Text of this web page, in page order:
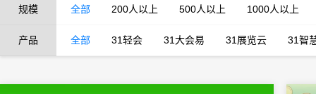
规模 全部 200人以上 500人以上 1000人以上
产品 全部 31轻会 31大会易 31展览云 31智